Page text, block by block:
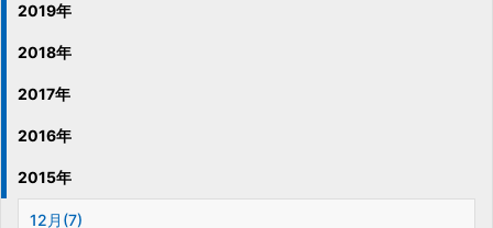
2019年
2018年
2017年
2016年
2015年
12月(7)